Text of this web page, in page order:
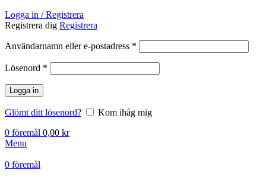
Logga in / Registrera
Registrera dig Registrera
Användarnamn eller e-postadress *
Lösenord *
Logga in
Glömt ditt lösenord?
Kom ihåg mig
0 föremål 0,00 kr
Menu
0 föremål